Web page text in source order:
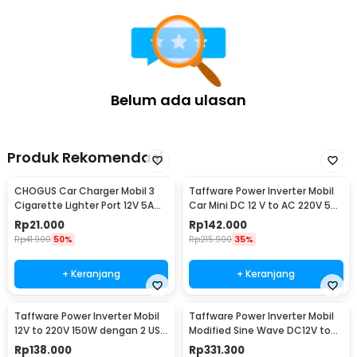
Belum ada ulasan
Produk Rekomendasi
CHOGUS Car Charger Mobil 3
Cigarette Lighter Port 12V 5A
60W - BM-001
Rp21.000
Rp41.900 50%
+ Keranjang
Taffware Power Inverter Mobil
Car Mini DC 12 V to AC 220V 5V
USB 150W - T150W
Rp142.000
Rp215.900 35%
+ Keranjang
Taffware Power Inverter Mobil
12V to 220V 150W dengan 2 USB
Port - PI-150W
Rp138.000
Taffware Power Inverter Mobil
Modified Sine Wave DC12V to
AC220V 2000W - ZX-2000E
Rp331.300